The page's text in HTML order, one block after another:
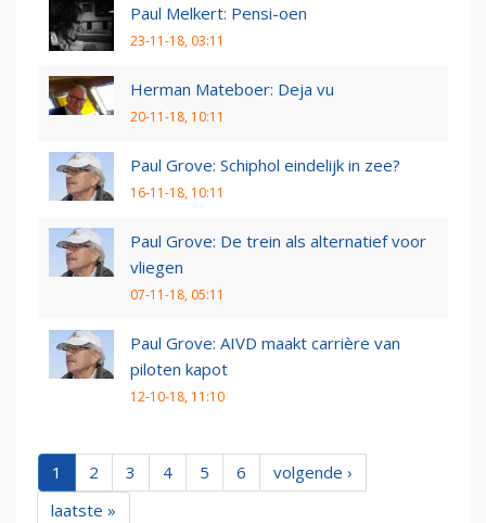
Paul Melkert: Pensi-oen
23-11-18, 03:11
Herman Mateboer: Deja vu
20-11-18, 10:11
Paul Grove: Schiphol eindelijk in zee?
16-11-18, 10:11
Paul Grove: De trein als alternatief voor
vliegen
07-11-18, 05:11
Paul Grove: AIVD maakt carrière van
piloten kapot
12-10-18, 11:10
1 2 3 4 5 6
volgende ›
laatste »